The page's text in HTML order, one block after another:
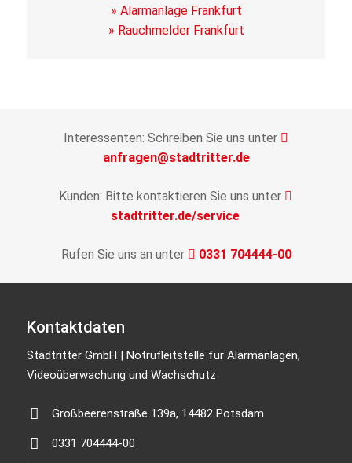
» Alarmanlage Frankfurt
» Rauchmelder Frankfurt
Interessenten: Schreiben Sie uns unter
anfragen@stadtritter.de
Kunden: Bitte kontaktieren Sie uns unter
stadtritter.de/service
Rufen Sie uns an unter 0331 704444-00
Kontaktdaten
Stadtritter GmbH | Notrufleitstelle für Alarmanlagen,
Videoüberwachung und Wachschutz
Großbeerenstraße 139a, 14482 Potsdam
0331 704444-00